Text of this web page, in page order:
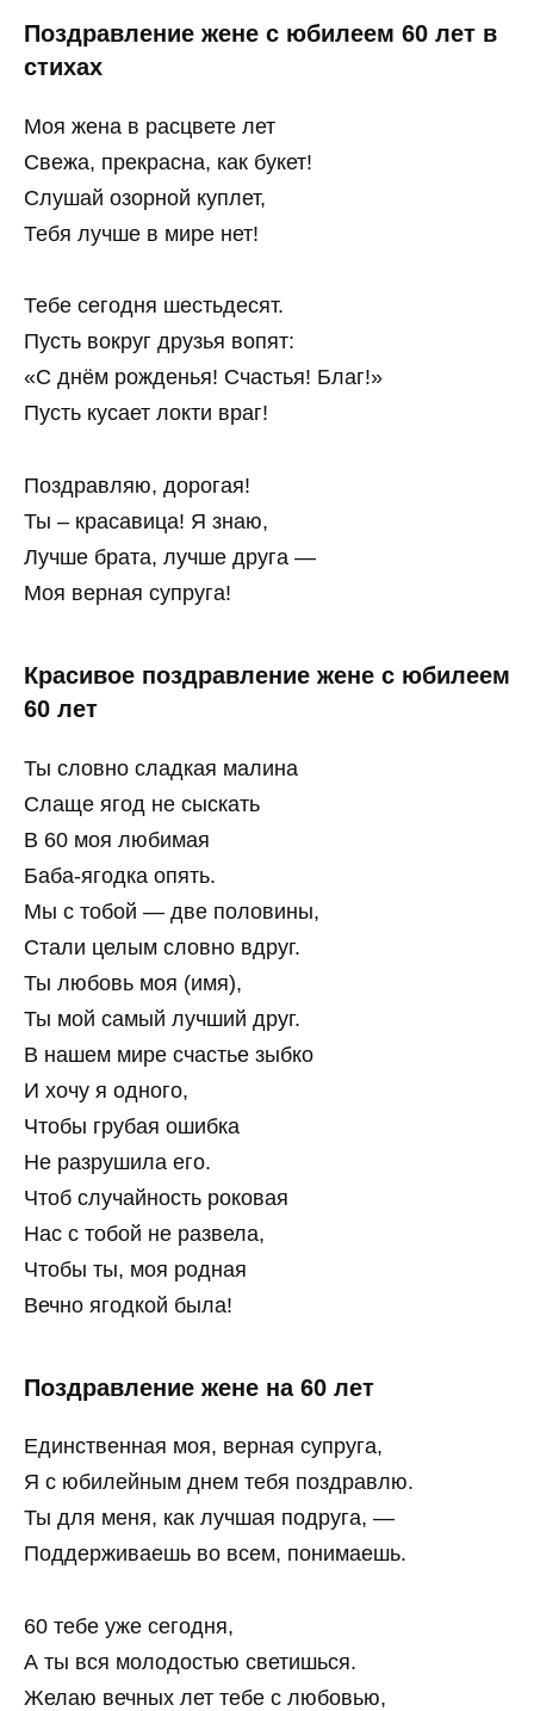
Поздравление жене с юбилеем 60 лет в
стихах
Моя жена в расцвете лет
Свежа, прекрасна, как букет!
Слушай озорной куплет,
Тебя лучше в мире нет!
Тебе сегодня шестьдесят.
Пусть вокруг друзья вопят:
«С днём рожденья! Счастья! Благ!»
Пусть кусает локти враг!
Поздравляю, дорогая!
Ты – красавица! Я знаю,
Лучше брата, лучше друга —
Моя верная супруга!
Красивое поздравление жене с юбилеем
60 лет
Ты словно сладкая малина
Слаще ягод не сыскать
В 60 моя любимая
Баба-ягодка опять.
Мы с тобой — две половины,
Стали целым словно вдруг.
Ты любовь моя (имя),
Ты мой самый лучший друг.
В нашем мире счастье зыбко
И хочу я одного,
Чтобы грубая ошибка
Не разрушила его.
Чтоб случайность роковая
Нас с тобой не развела,
Чтобы ты, моя родная
Вечно ягодкой была!
Поздравление жене на 60 лет
Единственная моя, верная супруга,
Я с юбилейным днем тебя поздравлю.
Ты для меня, как лучшая подруга, —
Поддерживаешь во всем, понимаешь.
60 тебе уже сегодня,
А ты вся молодостью светишься.
Желаю вечных лет тебе с любовью,